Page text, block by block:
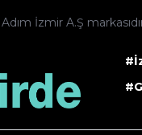
İzmir A.Ş